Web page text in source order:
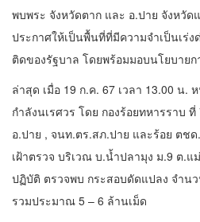
พบพระ จังหวัดตาก และ อ.ปาย จังหวัด
ประกาศให้เป็นพื้นที่ที่มีความจำเป็นเร่
ติดของรัฐบาล โดยพร้อมมอบนโยบาย
ล่าสุด เมื่อ 19 ก.ค. 67 เวลา 13.00 น.
กำลังนเรศวร โดย กองร้อยทหารราบ
อ.ปาย , จนท.ตร.สภ.ปาย และร้อย ตช
เฝ้าตรวจ บริเวณ บ.น้ำปลามุง ม.9 ต.แ
ปฏิบัติ ตรวจพบ กระสอบดัดแปลง จำน
รวมประมาณ 5 – 6 ล้านเม็ด